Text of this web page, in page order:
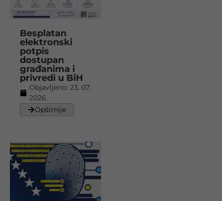
Besplatan
elektronski
potpis
dostupan
građanima i
privredi u BiH
Objavljeno: 23. 07.
2026.
Opširnije